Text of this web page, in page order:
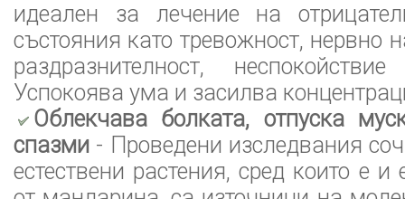
идеален за лечение на
състояния като тревожност, нервно
раздразнителност,
Успокоява ума и засилва
Облекчава болката, отпуска
спазми - Проведени изследвания
естествени растения, сред които е и